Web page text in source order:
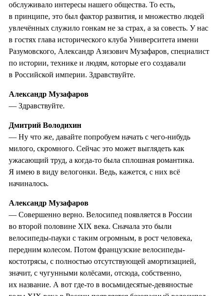
обслуживало интересы нашего общества. То есть,
в принципе, это был фактор развития, и множество людей
увлечённых служило гонкам не за страх, а за совесть. У нас
в гостях глава исторического клуба Университета имени
Разумовского, Александр Азизович Музафаров, специалист
по истории, технике и людям, которые его создавали
в Российской империи. Здравствуйте.
Александр Музафаров
— Здравствуйте.
Дмитрий Володихин
— Ну что же, давайте попробуем начать с чего-нибудь
милого, скромного. Сейчас это может выглядеть как
ужасающий труд, а когда-то была сплошная романтика.
Я имею в виду велогонки. Ведь, кажется, с них всё
начиналось.
Александр Музафаров
— Совершенно верно. Велосипед появляется в России
во второй половине XIX века. Сначала это были
велосипеды-пауки с таким огромным, в рост человека,
передним колесом. Потом французские велосипеды-
костотрясы, с полностью отсутствующей амортизацией,
значит, с чугунными колёсами, отсюда, собственно,
их название. А вот где-то в восьмидесятые-девяностые